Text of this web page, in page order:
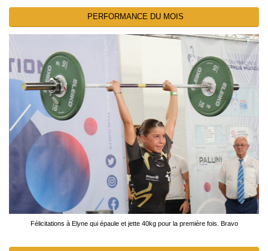
PERFORMANCE DU MOIS
Félicitations à Elyne qui épaule et jette 40kg pour la première fois. Bravo